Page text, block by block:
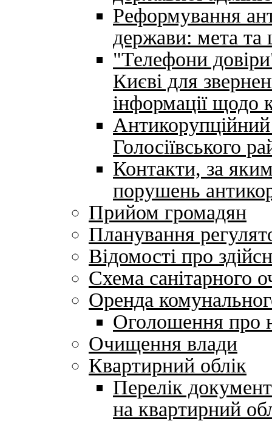
Реформування
держави: мета та
"Телефони
Києві для
інформації щодо
Голосіївського
Контакти, за
порушень
Прийом громадян
Планування
Відомості про
Схема санітарного
Оренда
Оголошення про
Очищення влади
Квартирний облік
Перелік
на квартирний